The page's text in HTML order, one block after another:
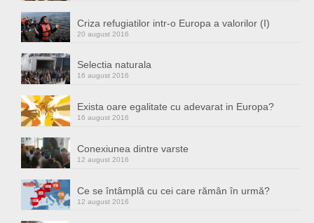
Criza refugiatilor intr-o Europa a valorilor (I)
20 august 2016
Selectia naturala
16 august 2016
Exista oare egalitate cu adevarat in Europa?
16 august 2016
Conexiunea dintre varste
12 august 2016
Ce se întâmplă cu cei care rămân în urmă?
12 august 2016